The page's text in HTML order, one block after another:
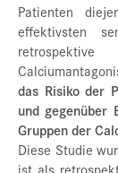
Patienten
effektivsten
das Risiko der
und gegenüber
Gruppen der
Diese Studie
ist als